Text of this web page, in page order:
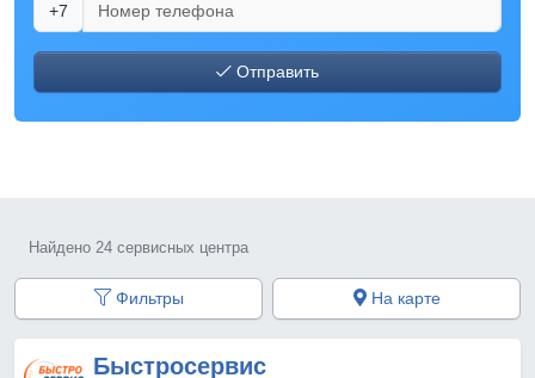
+7
Отправить
Найдено 24 сервисных центра
Фильтры На карте
Быстросервис